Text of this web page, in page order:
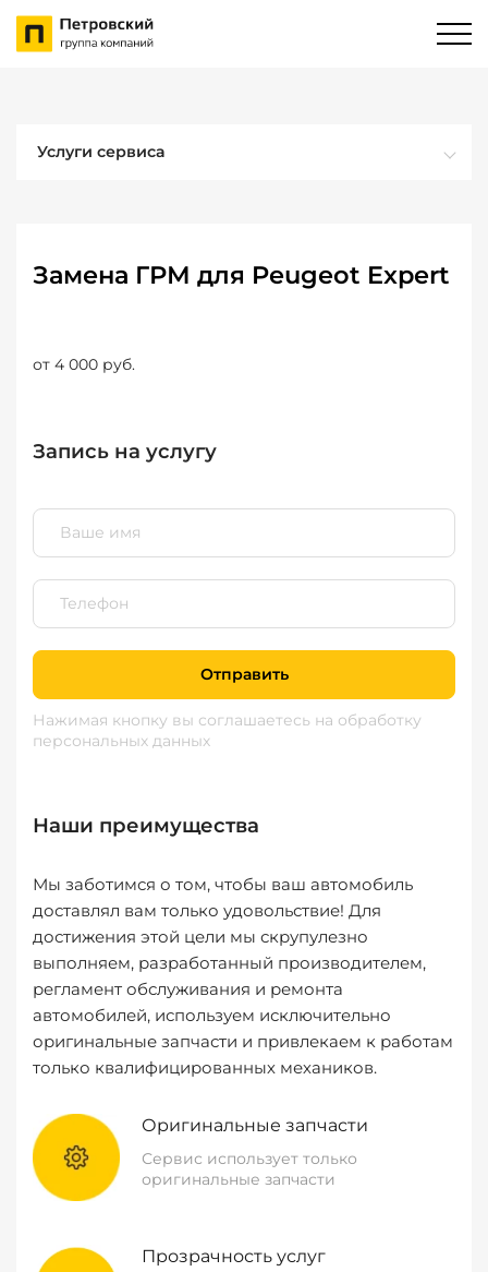
Услуги сервиса
Замена ГРМ для Peugeot Expert
от 4 000 руб.
Запись на услугу
Отправить
Нажимая кнопку вы соглашаетесь на обработку
персональных данных
Наши преимущества
Мы заботимся о том, чтобы ваш автомобиль
доставлял вам только удовольствие! Для
достижения этой цели мы скрупулезно
выполняем, разработанный производителем,
регламент обслуживания и ремонта
автомобилей, используем исключительно
оригинальные запчасти и привлекаем к работам
только квалифицированных механиков.
Оригинальные запчасти
Сервис использует только
оригинальные запчасти
Прозрачность услуг